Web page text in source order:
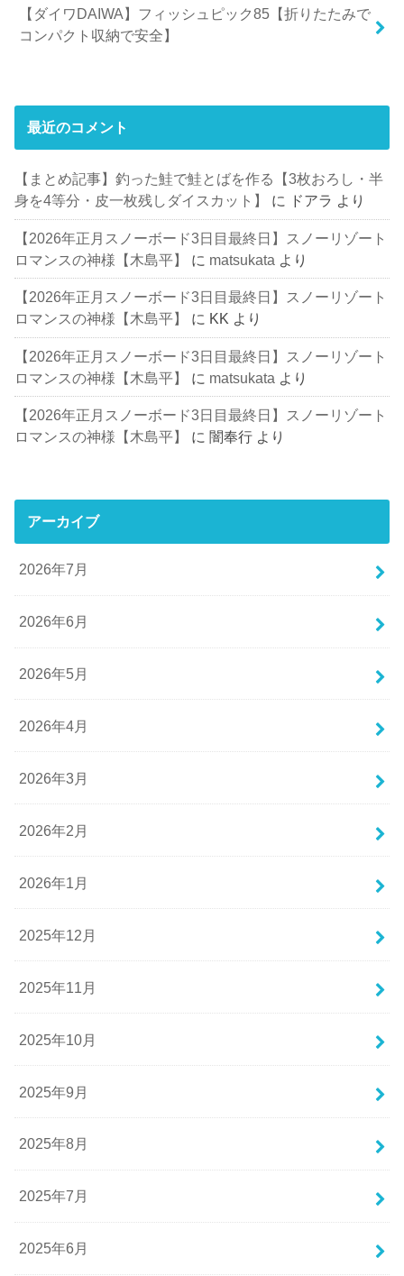
【ダイワDAIWA】フィッシュピック85【折りたたみで
コンパクト収納で安全】
最近のコメント
【まとめ記事】釣った鮭で鮭とばを作る【3枚おろし・半
身を4等分・皮一枚残しダイスカット】
に ドアラ より
【2026年正月スノーボード3日目最終日】スノーリゾート
ロマンスの神様【木島平】
に matsukata より
【2026年正月スノーボード3日目最終日】スノーリゾート
ロマンスの神様【木島平】
に KK より
【2026年正月スノーボード3日目最終日】スノーリゾート
ロマンスの神様【木島平】
に matsukata より
【2026年正月スノーボード3日目最終日】スノーリゾート
ロマンスの神様【木島平】
に闇奉行 より
アーカイブ
2026年7月
2026年6月
2026年5月
2026年4月
2026年3月
2026年2月
2026年1月
2025年12月
2025年11月
2025年10月
2025年9月
2025年8月
2025年7月
2025年6月